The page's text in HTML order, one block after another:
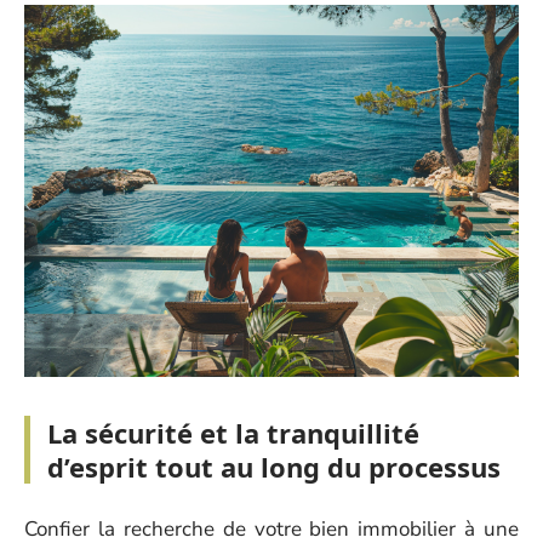
La sécurité et la tranquillité
d’esprit tout au long du processus
Confier la recherche de votre bien immobilier à une